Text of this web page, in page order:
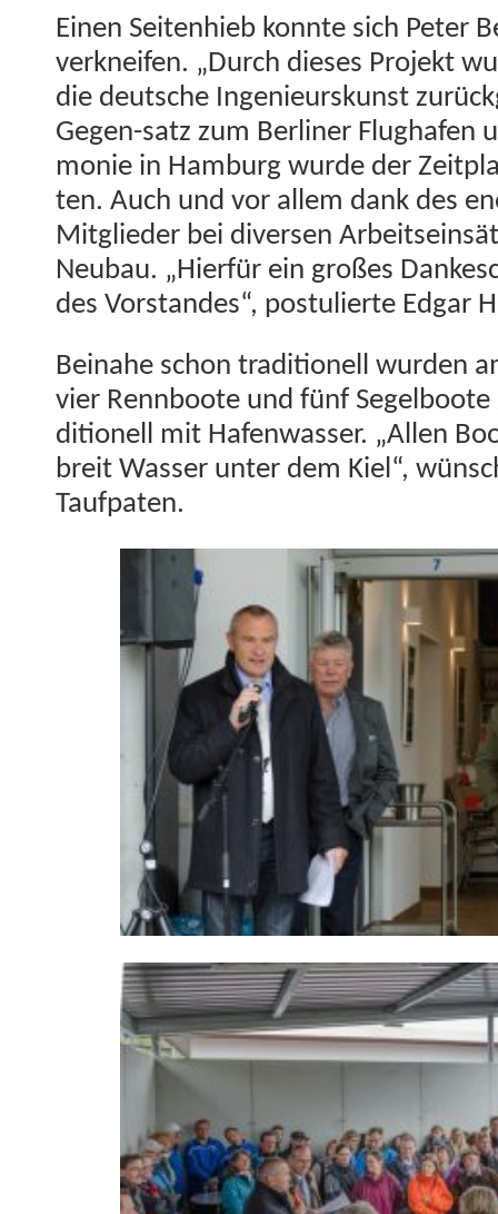
Einen Seit­en­hieb kon­nte sich Peter
verkneifen. „Durch dieses Pro­jekt
die deutsche Inge­nieurskun­st
Gegen-satz zum Berlin­er Flughafen
monie in Ham­burg wurde der
ten. Auch und vor allem dank des
Mit­glieder bei diversen
Neubau. „Hier­für ein großes
des Vor­standes“, pos­tulierte Edgar
Beina­he schon tra­di­tionell wur­den
vier Renn­boote und fünf
di­tionell mit Hafen­wass­er. „Allen
bre­it Wass­er unter dem Kiel“,
Taufpaten.